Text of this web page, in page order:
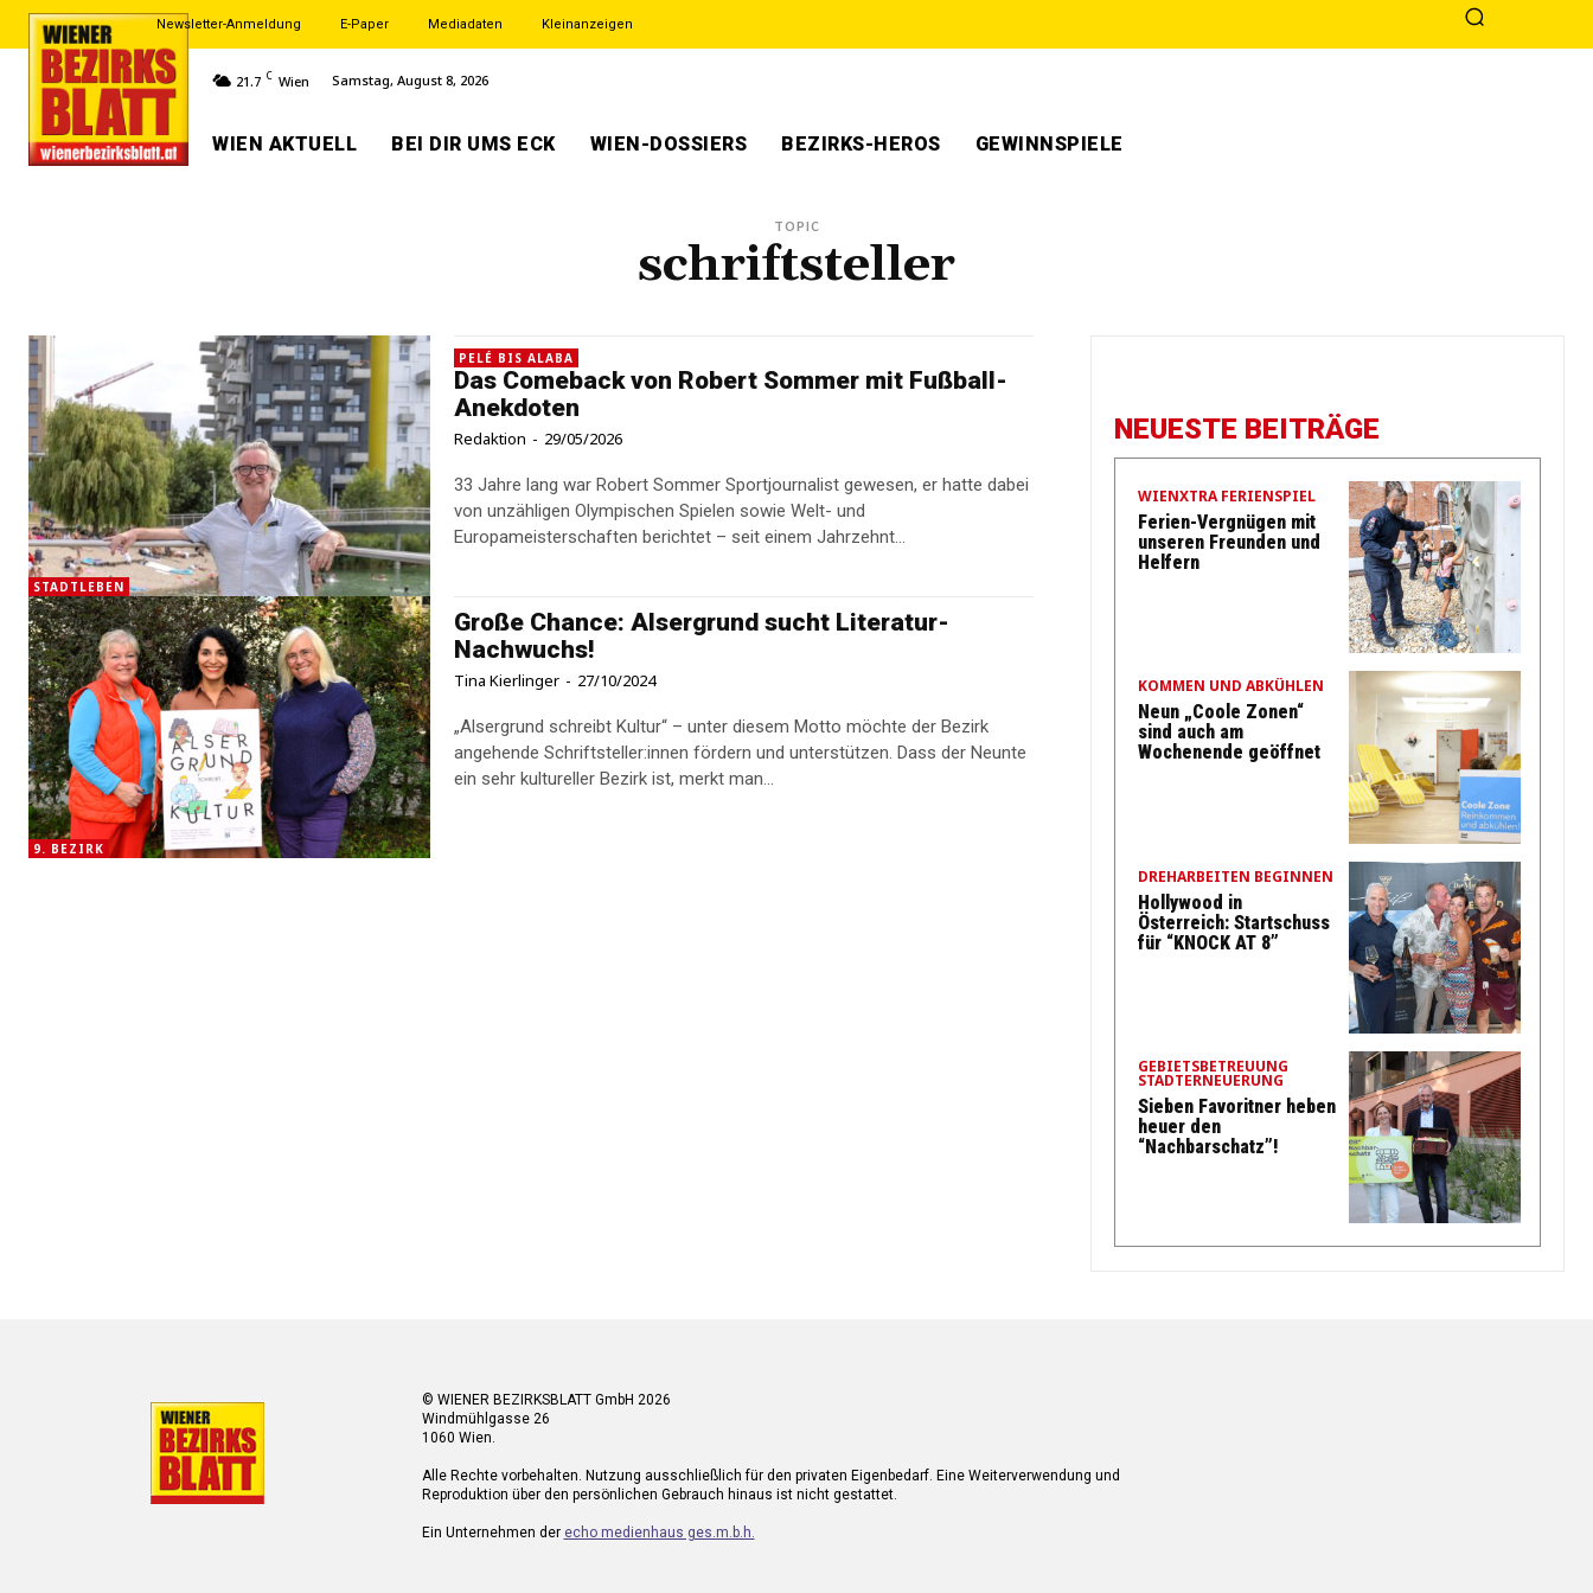
Newsletter-Anmeldung E-Paper Mediadaten Kleinanzeigen
21.7 C Wien Samstag, August 8, 2026
WIEN AKTUELL BEI DIR UMS ECK WIEN-DOSSIERS BEZIRKS-HEROS GEWINNSPIELE
TOPIC
schriftsteller
STADTLEBEN
PELÉ BIS ALABA
Das Comeback von Robert Sommer mit Fußball-
Anekdoten
Redaktion - 29/05/2026
33 Jahre lang war Robert Sommer Sportjournalist gewesen, er hatte dabei
von unzähligen Olympischen Spielen sowie Welt- und
Europameisterschaften berichtet – seit einem Jahrzehnt...
9. BEZIRK
Große Chance: Alsergrund sucht Literatur-
Nachwuchs!
Tina Kierlinger - 27/10/2024
„Alsergrund schreibt Kultur“ – unter diesem Motto möchte der Bezirk
angehende Schriftsteller:innen fördern und unterstützen. Dass der Neunte
ein sehr kultureller Bezirk ist, merkt man...
NEUESTE BEITRÄGE
WIENXTRA FERIENSPIEL
Ferien-Vergnügen mit
unseren Freunden und
Helfern
KOMMEN UND ABKÜHLEN
Neun „Coole Zonen“
sind auch am
Wochenende geöffnet
DREHARBEITEN BEGINNEN
Hollywood in
Österreich: Startschuss
für “KNOCK AT 8”
GEBIETSBETREUUNG
STADTERNEUERUNG
Sieben Favoritner heben
heuer den
“Nachbarschatz”!
© WIENER BEZIRKSBLATT GmbH 2026
Windmühlgasse 26
1060 Wien.
Alle Rechte vorbehalten. Nutzung ausschließlich für den privaten Eigenbedarf. Eine Weiterverwendung und
Reproduktion über den persönlichen Gebrauch hinaus ist nicht gestattet.
Ein Unternehmen der echo medienhaus ges.m.b.h.